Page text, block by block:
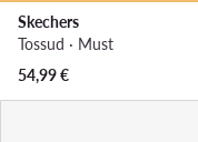
Skechers
Tossud · Must
54,99€